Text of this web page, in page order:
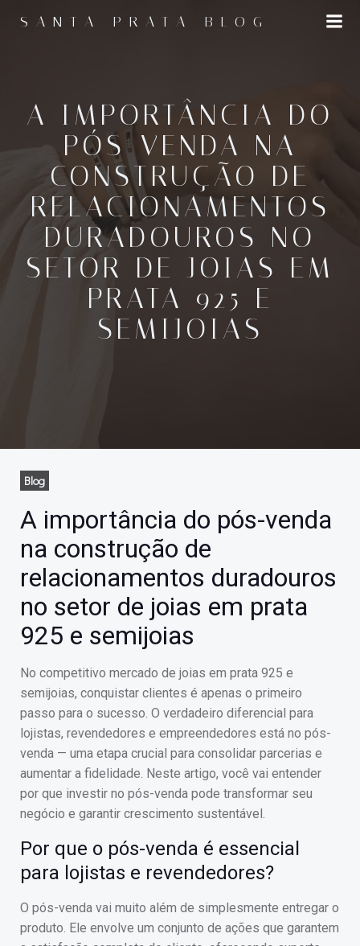
para
SANTA PRATA BLOG
A IMPORTÂNCIA DO
PÓS-VENDA NA
CONSTRUÇÃO DE
RELACIONAMENTOS
DURADOUROS NO
SETOR DE JOIAS EM
PRATA 925 E
SEMIJOIAS
Blog
A importância do pós-venda
na construção de
relacionamentos duradouros
no setor de joias em prata
925 e semijoias
No competitivo mercado de joias em prata 925 e
semijoias, conquistar clientes é apenas o primeiro
passo para o sucesso. O verdadeiro diferencial para
lojistas, revendedores e empreendedores está no pós-
venda — uma etapa crucial para consolidar parcerias e
aumentar a fidelidade. Neste artigo, você vai entender
por que investir no pós-venda pode transformar seu
negócio e garantir crescimento sustentável.
Por que o pós-venda é essencial
para lojistas e revendedores?
O pós-venda vai muito além de simplesmente entregar o
produto. Ele envolve um conjunto de ações que garantem